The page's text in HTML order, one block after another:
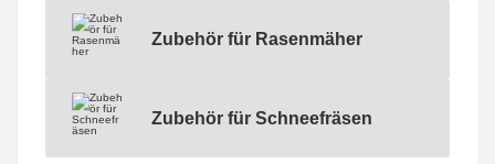
Zubehör für Rasenmäher
Zubehör für Rasenmäher
Zubehör für Schneefräsen
Zubehör für Schneefräsen